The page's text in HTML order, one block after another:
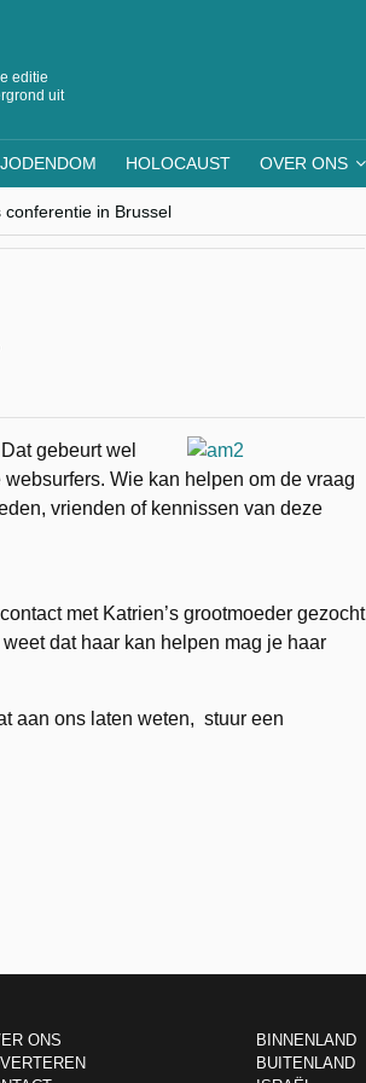
editie
uit
HOLOCAUST OVER ONS
in Brussel
Jinnih Beels (Vooruit)
gebeurt wel
Wie kan helpen om de vraag
vrienden of kennissen van deze
met Katrien’s grootmoeder gezocht
dat haar kan helpen mag je haar
aan ons laten weten, stuur een
ONS
BINNENLAND
BUITENLAND